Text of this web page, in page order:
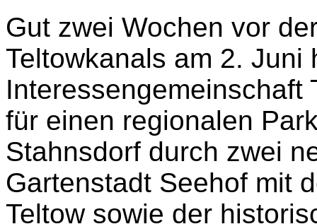
Gut zwei Wochen vor
Teltowkanals am 2. Juni
Interessengemeinschaft
für einen regionalen
Stahnsdorf durch zwei
Gartenstadt Seehof mit
Teltow sowie der